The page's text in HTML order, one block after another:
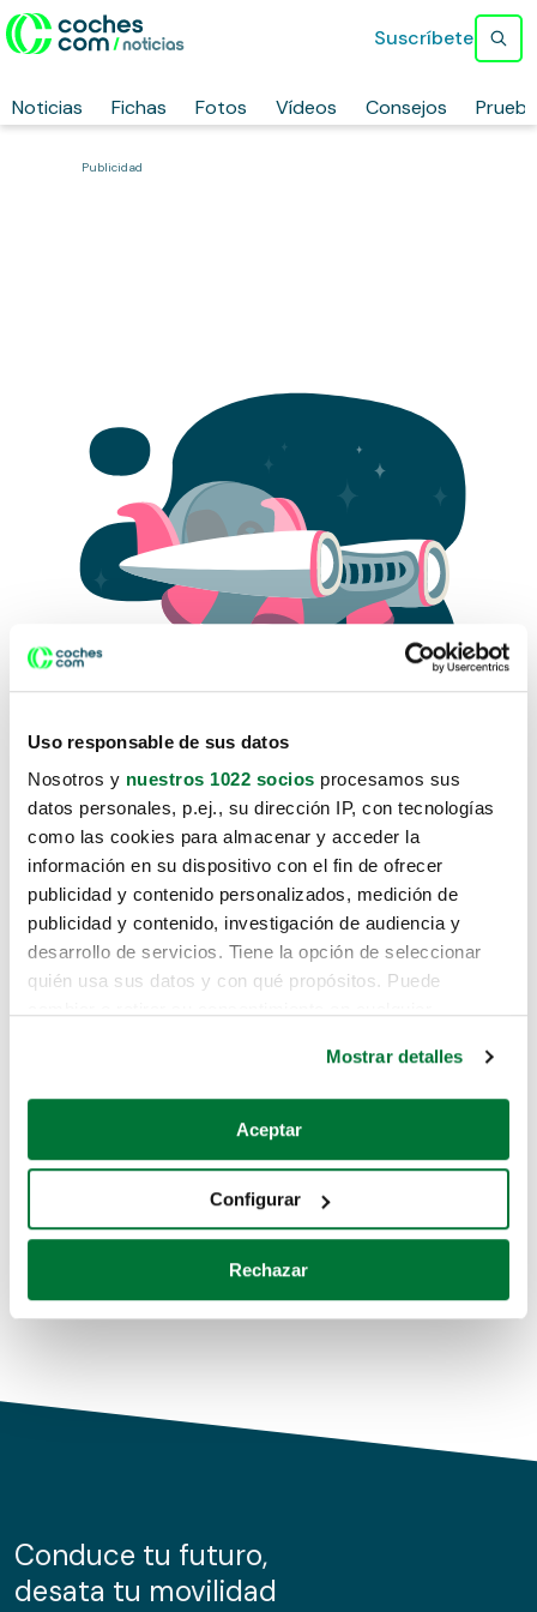
Uso responsable de sus datos
Nosotros y nuestros 1022 socios procesamos sus
datos personales, p.ej., su dirección IP, con tecnologías
como las cookies para almacenar y acceder la
información en su dispositivo con el fin de ofrecer
publicidad y contenido personalizados, medición de
publicidad y contenido, investigación de audiencia y
desarrollo de servicios. Tiene la opción de seleccionar
quién usa sus datos y con qué propósitos. Puede
Si lo permite, también quisiéramos:
Recopilar información sobre su ubicación geográfica
Identificar su dispositivo analizándolo activamente
para buscar características específicas (huellas
Obtenga más información sobre cómo se procesan sus
de cookies.
información sobre el uso que haga del sitio web con
nuestros partners de redes sociales, publicidad y análisis
Mostrar detalles
Aceptar
Configurar
Rechazar
Noticias Fichas Fotos Vídeos Consejos
Suscríbete
Publicidad
Lo sentimos, no sabemos como
te hemos traido hasta aquí.
Pero puedes encontrar el coche que estás
buscando en alguno de estos enlaces:
Coches de segunda mano
Coches de km0
Conduce tu futuro,
desata tu movilidad